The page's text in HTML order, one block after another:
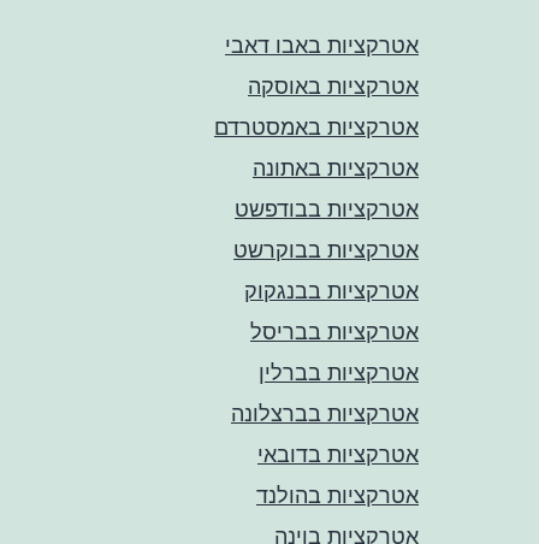
אטרקציות באבו דאבי
אטרקציות באוסקה
אטרקציות באמסטרדם
אטרקציות באתונה
אטרקציות בבודפשט
אטרקציות בבוקרשט
אטרקציות בבנגקוק
אטרקציות בבריסל
אטרקציות בברלין
אטרקציות בברצלונה
אטרקציות בדובאי
אטרקציות בהולנד
אטרקציות בוינה